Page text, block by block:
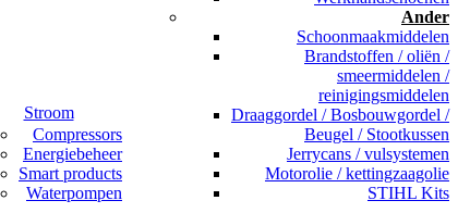
Stroom
Compressors
Energiebeheer
Smart products
Waterpompen
Ander
Schoonmaakmiddelen
Brandstoffen / oliën /
smeermiddelen /
reinigingsmiddelen
Draaggordel / Bosbouwgordel /
Beugel / Stootkussen
Jerrycans / vulsystemen
Motorolie / kettingzaagolie
STIHL Kits